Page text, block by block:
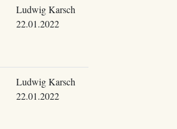
Ludwig Karsch
22.01.2022
Ludwig Karsch
22.01.2022